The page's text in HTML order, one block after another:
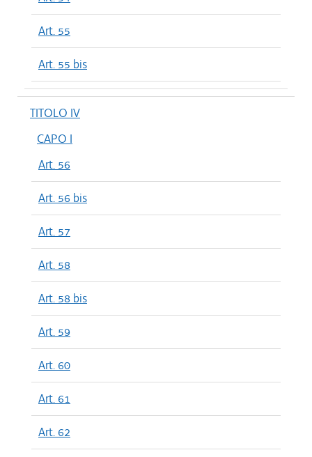
Art. 55
Art. 55 bis
TITOLO IV
CAPO I
Art. 56
Art. 56 bis
Art. 57
Art. 58
Art. 58 bis
Art. 59
Art. 60
Art. 61
Art. 62